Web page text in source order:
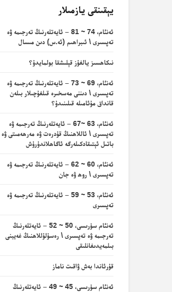
يېقىنقى يازمىلار
ئەنئام، 74 ~ 81 – ئايەتلەرنىڭ تەرجىمە ۋە
تەپسىرى \ ئىبراھىم (ئە.س) دىن مىسال
نىكاھسىز يالغۇز قېلىشقا بولمايدۇ؟
ئەنئام، 69 ~ 73 – ئايەتلەرنىڭ تەرجىمە ۋە
تەپسىرى \ دىننى مەسخىرە قىلغۇچىلار بىلەن
قانداق مۇئامىلە قىلىنىدۇ؟
ئەنئام، 63 ~67 – ئايەتلەرنىڭ تەرجىمە ۋە
تەپسىرى \ ئاللاھنىڭ قۇدرەت ۋە مەرھەمىتى ۋە
باتىل ئېتىقادكىلەرگە ئاگاھلاندۇرۇش
ئەنئام، 60 ~ 62 – ئايەتلەرنىڭ تەرجىمە ۋە
تەپسىرى \ روھ ۋە جان
ئەنئام، 53 ~ 59 – ئايەتلەرنىڭ تەرجىمە ۋە
تەپسىرى
ئەنئام سۈرىسى، 50 ~ 52 – ئايەتلەرنىڭ
تەرجىمە ۋە تەپسىرى \ رەسۇلۇللاھنىڭ غەيبنى
بىلمەيدىغانلىقى
قۇرئاندا بەش ۋاقىت ناماز
ئەنئام سۈرىسى، 45 ~ 49 – ئايەتلەرنىڭ